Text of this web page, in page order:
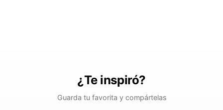
¿Te inspiró?
Guarda tu favorita y compártelas